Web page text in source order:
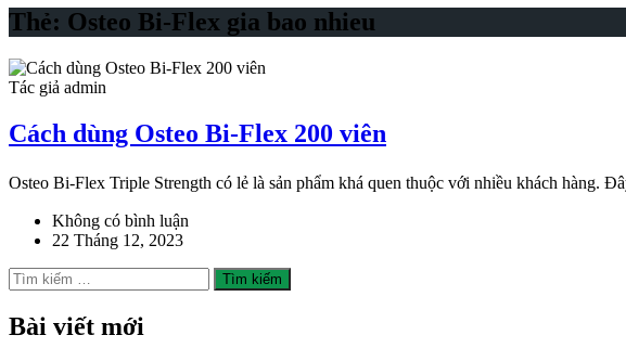
Thẻ: Osteo Bi-Flex gia bao nhieu
Tác giả admin
Cách dùng Osteo Bi-Flex 200 viên
Osteo Bi-Flex Triple Strength có lẻ là sản phẩm khá quen thuộc với nhiều khách hàng.
Không có bình luận
22 Tháng 12, 2023
Tìm
kiếm
cho:
Bài viết mới